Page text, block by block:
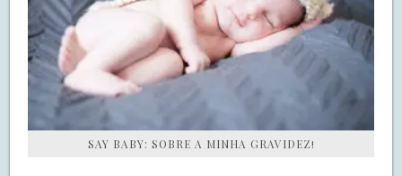
SAY BABY: SOBRE A MINHA GRAVIDEZ!